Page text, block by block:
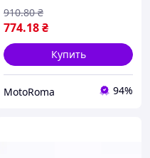
774.18₴
910.80 ₴
Купить
MotoRoma 94%